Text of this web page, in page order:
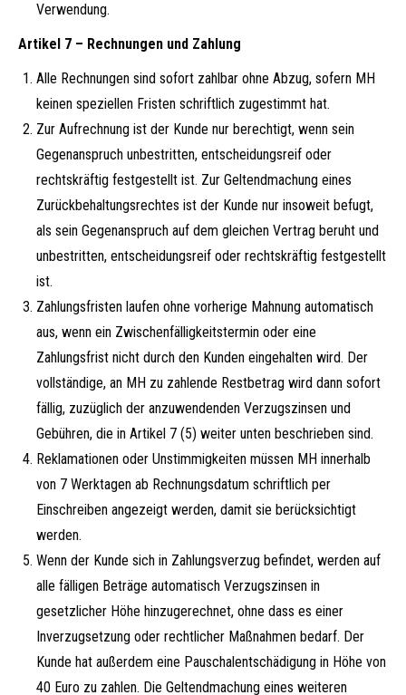
Verwendung.
Artikel 7 – Rechnungen und Zahlung
Alle Rechnungen sind sofort zahlbar ohne Abzug, sofern MH
keinen speziellen Fristen schriftlich zugestimmt hat.
Zur Aufrechnung ist der Kunde nur berechtigt, wenn sein
Gegenanspruch unbestritten, entscheidungsreif oder
rechtskräftig festgestellt ist. Zur Geltendmachung eines
Zurückbehaltungsrechtes ist der Kunde nur insoweit befugt,
als sein Gegenanspruch auf dem gleichen Vertrag beruht und
unbestritten, entscheidungsreif oder rechtskräftig festgestellt
ist.
Zahlungsfristen laufen ohne vorherige Mahnung automatisch
aus, wenn ein Zwischenfälligkeitstermin oder eine
Zahlungsfrist nicht durch den Kunden eingehalten wird. Der
vollständige, an MH zu zahlende Restbetrag wird dann sofort
fällig, zuzüglich der anzuwendenden Verzugszinsen und
Gebühren, die in Artikel 7 (5) weiter unten beschrieben sind.
Reklamationen oder Unstimmigkeiten müssen MH innerhalb
von 7 Werktagen ab Rechnungsdatum schriftlich per
Einschreiben angezeigt werden, damit sie berücksichtigt
werden.
Wenn der Kunde sich in Zahlungsverzug befindet, werden auf
alle fälligen Beträge automatisch Verzugszinsen in
gesetzlicher Höhe hinzugerechnet, ohne dass es einer
Inverzugsetzung oder rechtlicher Maßnahmen bedarf. Der
Kunde hat außerdem eine Pauschalentschädigung in Höhe von
40 Euro zu zahlen. Die Geltendmachung eines weiteren